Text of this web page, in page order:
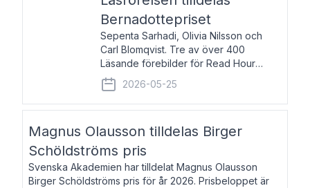
Bernadottepriset
Sepenta Sarhadi, Olivia Nilsson och
Carl Blomqvist. Tre av över 400
Läsande förebilder för Read Hour
Sverige. Foto: Michael Wall. Den ideella
föreningen Läsrörelsen tilldelas
Bernadottepriset 2026 för att den
2026-05-25
Magnus Olausson tilldelas Birger
Schöldströms pris
Svenska Akademien har tilldelat Magnus Olausson
Birger Schöldströms pris för år 2026. Prisbeloppet är